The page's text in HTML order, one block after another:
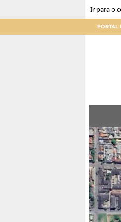
Ir para o
PORTAL